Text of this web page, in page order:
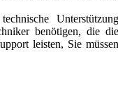
Unterstützung
benötigen, die die
leisten, Sie müssen